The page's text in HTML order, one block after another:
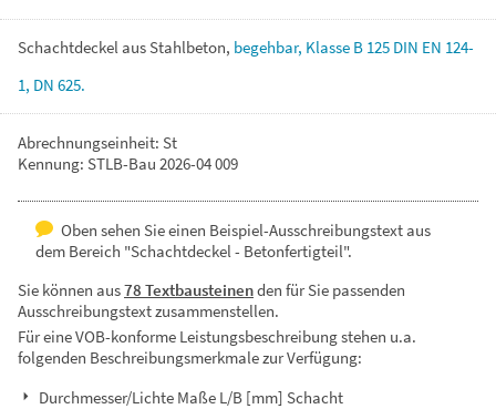
SchachtdeckelausStahlbeton, begehbar, Klasse B 125 DIN EN 124-
1, DN 625.
Abrechnungseinheit: St
Kennung: STLB-Bau 2026-04 009
Oben sehen Sie einen Beispiel-Ausschreibungstext aus
dem Bereich "Schachtdeckel - Betonfertigteil".
Sie können aus78 Textbausteinenden für Sie passenden
Ausschreibungstext zusammenstellen.
Für eine VOB-konforme Leistungsbeschreibung stehen u.a.
folgenden Beschreibungsmerkmale zur Verfügung:
Durchmesser/Lichte Maße L/B [mm] Schacht